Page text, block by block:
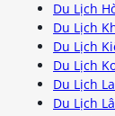
Du Lịch
Du Lịch
Du Lịch
Du Lịch
Du Lịch
Du Lịch